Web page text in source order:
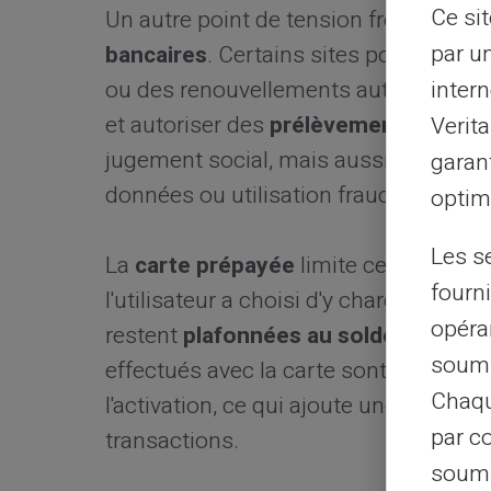
Un autre point de tension fréquent
bancaires. Certains sites pour
ou des renouvellements
et autoriser des prélèvements
jugement social, mais aussi au
données ou utilisation frauduleuse.
La carte prépayée limite ce risque
l'utilisateur a choisi d'y charger. En
restentplafonnées au solde
effectués avec la carte sont
l'activation, ce qui ajoute une étape d'
transactions.
Ce
par
Les
par